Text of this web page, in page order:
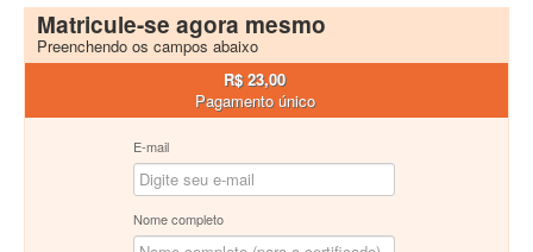
Matricule-se agora mesmo
Preenchendo os campos abaixo
R$ 23,00
Pagamento único
E-mail
Nome completo